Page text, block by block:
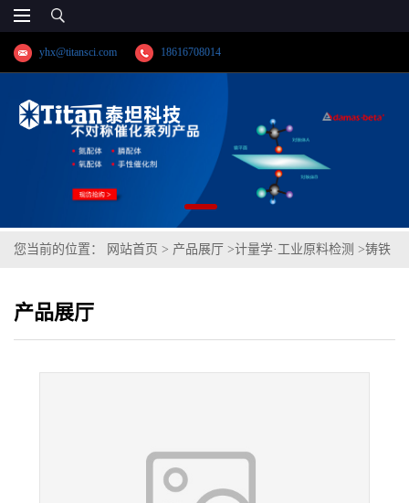
yhx@titansci.com 18616708014
您当前的位置： 网站首页 > 产品展厅 >计量学·工业原料检测 >铸铁
产品展厅